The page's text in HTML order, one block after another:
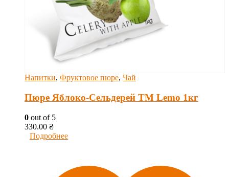
Напитки, Фруктовое пюре, Чай
Пюре Яблоко-Сельдерей ТМ Lemo 1кг
0 out of 5
330.00 ₴
Подробнее